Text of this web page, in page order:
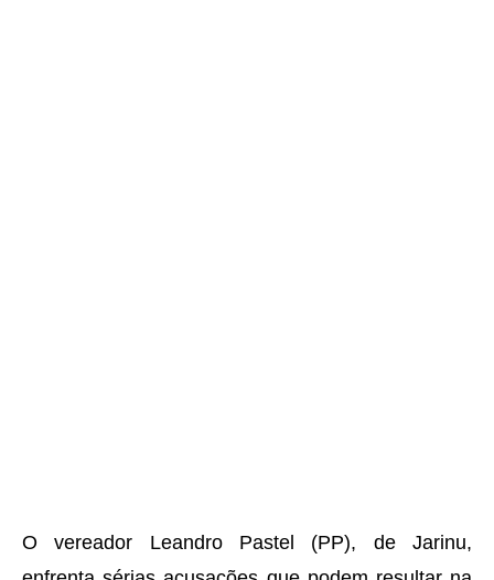
O vereador Leandro Pastel (PP), de Jarinu,